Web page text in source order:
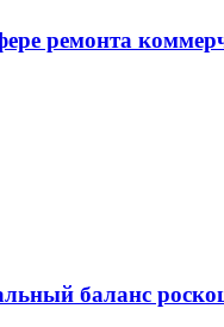
ремонта
баланс